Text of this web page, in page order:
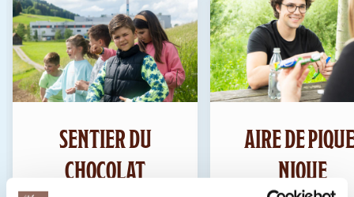
SENTIER DU
CHOCOLAT
AIRE DE
NIQUE